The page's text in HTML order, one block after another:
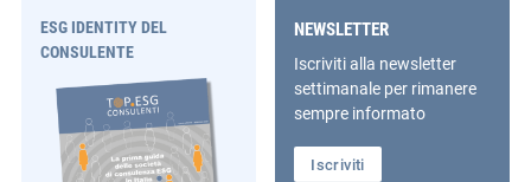
ESG IDENTITY DEL
CONSULENTE
NEWSLETTER
Iscriviti alla newsletter
settimanale per rimanere
sempre informato
Iscriviti